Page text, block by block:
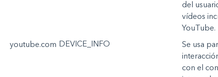
del
vídeos
YouTube.
youtube.com DEVICE_INFO Se usa
con el